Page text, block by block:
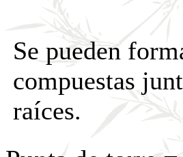
Se pueden
compuestas
raíces.